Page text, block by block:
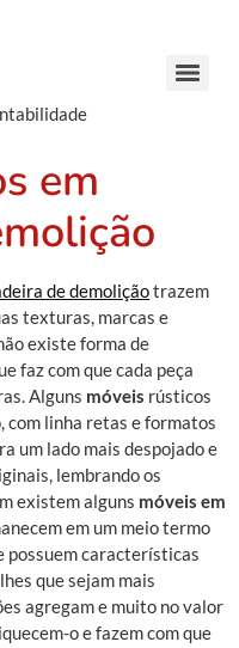
em
de demoliçãotrazem
texturas, marcas e
existe forma de
faz com que cada peça
Alguns móveis rústicos
com linha retas e formatos
um lado mais despojado e
lembrando os
existem alguns móveis em
em um meio termo
possuem características
que sejam mais
agregam e muito no valor
o e fazem com que